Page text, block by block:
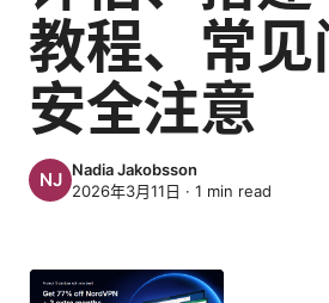
教程、常
安全注意
Nadia Jakobsson
2026年3月11日 · 1 min read